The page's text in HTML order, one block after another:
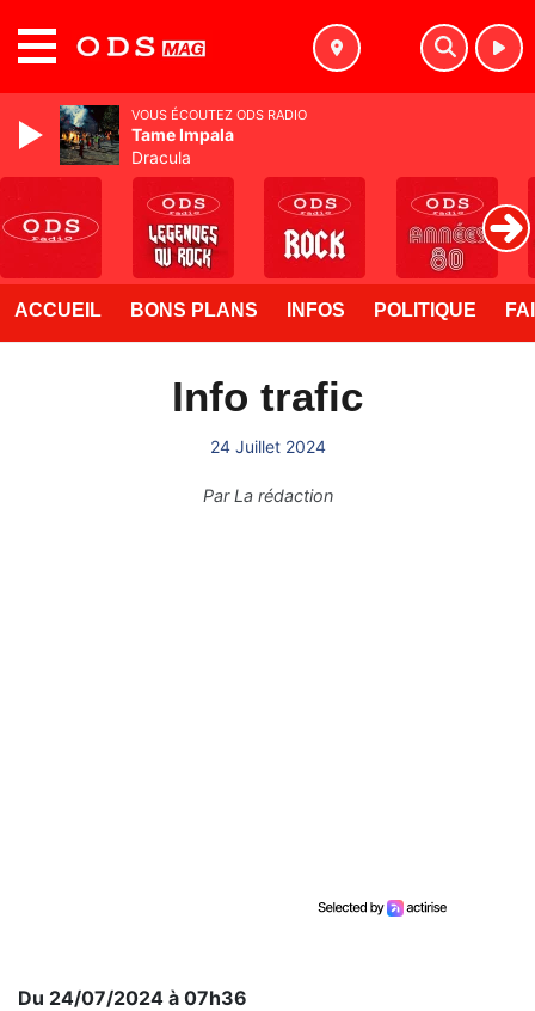
ACCUEIL BONS PLANS INFOS POLITIQUE
Info trafic
24 Juillet 2024
ParLa rédaction
Du 24/07/2024 à 07h36
VOUS ÉCOUTEZ ODS RADIO
Tame Impala
Dracula